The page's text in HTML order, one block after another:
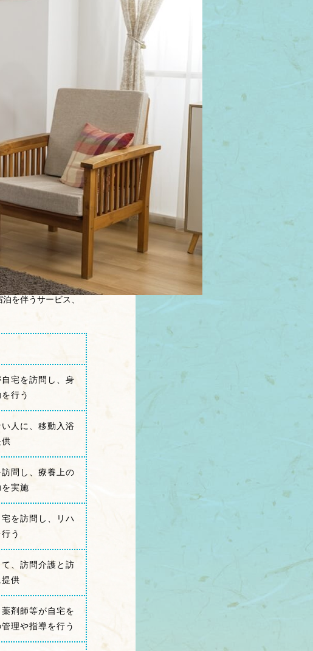
を伴うサービス、
宅を訪問し、身
行う
人に、移動入浴
問し、療養上の
実施
を訪問し、リハ
う
、訪問介護と訪
供
剤師等が自宅を
理や指導を行う